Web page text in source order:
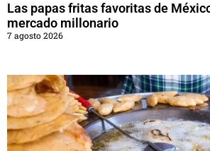
Las papas fritas favoritas de
mercado millonario
7 agosto 2026